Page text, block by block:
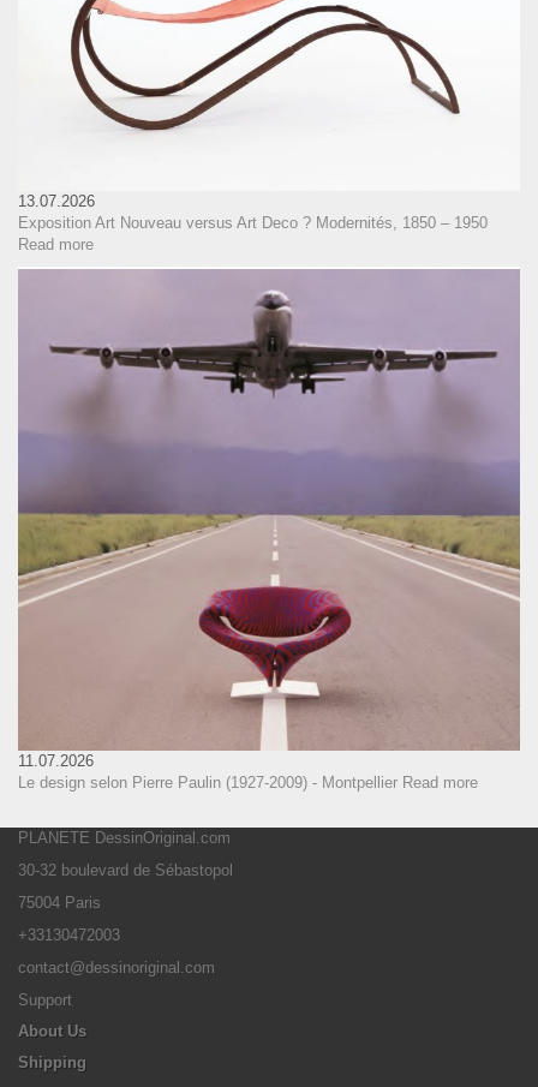
13.07.2026
Exposition Art Nouveau versus Art Deco ? Modernités, 1850 – 1950
Read more
11.07.2026
Le design selon Pierre Paulin (1927-2009) - Montpellier Read more
PLANETE DessinOriginal.com
30-32 boulevard de Sébastopol
75004 Paris
+33130472003
contact@dessinoriginal.com
Support
About Us
Shipping